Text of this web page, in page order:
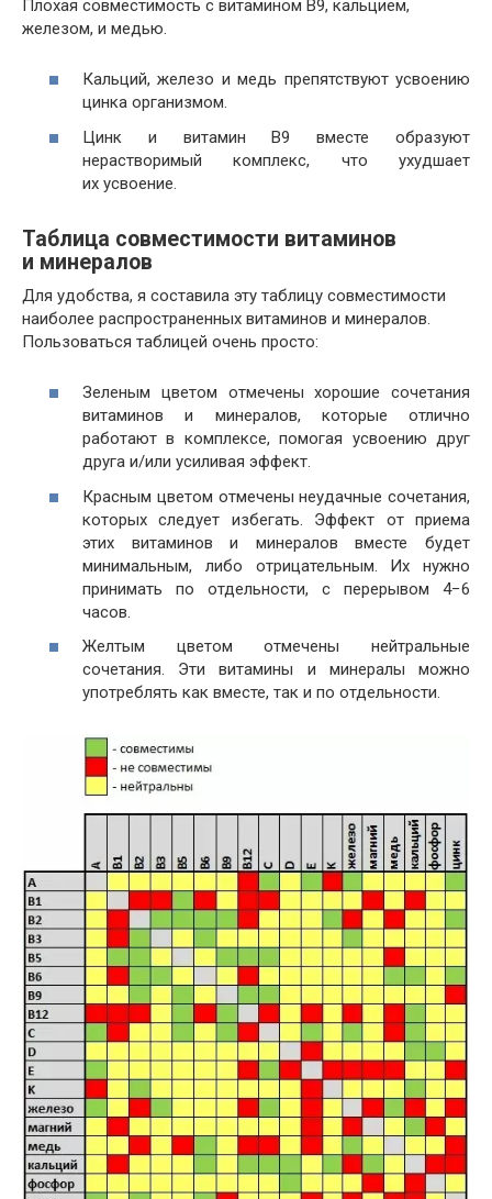
Плохая совместимость с витамином В9, кальцием,
железом, и медью.
Кальций, железо и медь препятствуют усвоению
цинка организмом.
Цинк и витамин В9 вместе образуют
нерастворимый комплекс, что ухудшает
их усвоение.
Таблица совместимости витаминов
и минералов
Для удобства, я составила эту таблицу совместимости
наиболее распространенных витаминов и минералов.
Пользоваться таблицей очень просто:
Зеленым цветом отмечены хорошие сочетания
витаминов и минералов, которые отлично
работают в комплексе, помогая усвоению друг
друга и/или усиливая эффект.
Красным цветом отмечены неудачные сочетания,
которых следует избегать. Эффект от приема
этих витаминов и минералов вместе будет
минимальным, либо отрицательным. Их нужно
принимать по отдельности, с перерывом 4−6
часов.
Желтым цветом отмечены нейтральные
сочетания. Эти витамины и минералы можно
употреблять как вместе, так и по отдельности.